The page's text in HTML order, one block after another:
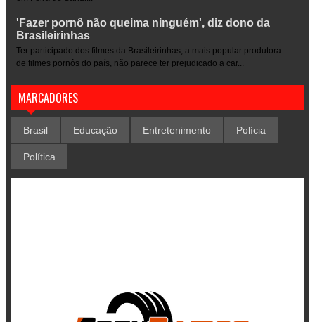
'Fazer pornô não queima ninguém', diz dono da
Brasileirinhas
Ter participado dos filmes da Brasileirinhas, a mais popular produtora
de filmes pornôs do país, não parece ter prejudicado a car...
MARCADORES
Brasil Educação Entretenimento Polícia
Política